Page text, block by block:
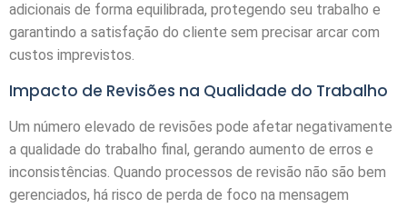
adicionais de forma equilibrada, protegendo seu trabalho e
garantindo a satisfação do cliente sem precisar arcar com
custos imprevistos.
Impacto de Revisões na Qualidade do Trabalho
Um número elevado de revisões pode afetar negativamente
a qualidade do trabalho final, gerando aumento de erros e
inconsistências. Quando processos de revisão não são bem
gerenciados, há risco de perda de foco na mensagem